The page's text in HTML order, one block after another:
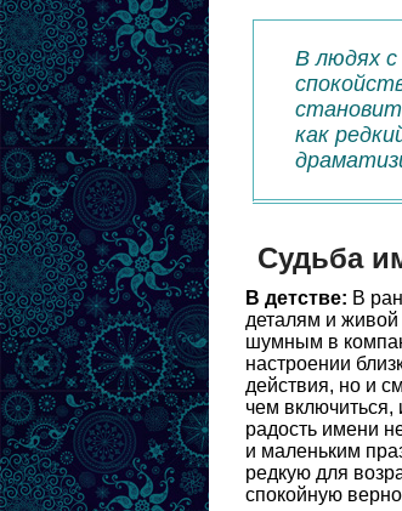
В людях
как
Судьба
В детстве: В
деталям и живой
шумным в
настроении
действия, но и
чем включиться,
радость имени
и маленьким
редкую для
спокойную